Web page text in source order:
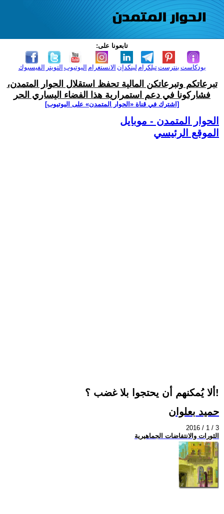
تابعونا على:
الفيسبوك التويتر اليوتيوب الانستغرام لينكدإن تيلكرامبنترست بودكاست
تبرعاتكم وتبرعاتكن المالية تحفظ استقلال الحوار المتمدن،
فشاركونا في دعم استمرارية هذا الفضاء اليساري الحر
[اشترك في قناة ‫«الحوار المتمدن» على اليوتيوب]
الحوار المتمدن - موبايل
الموقع الرئيسي
ألا يُمكنهم أن يحتجوا بلا غضب ؟!
حميد بعلوان
2016 / 1 / 3
الثورات والانتفاضات الجماهيرية